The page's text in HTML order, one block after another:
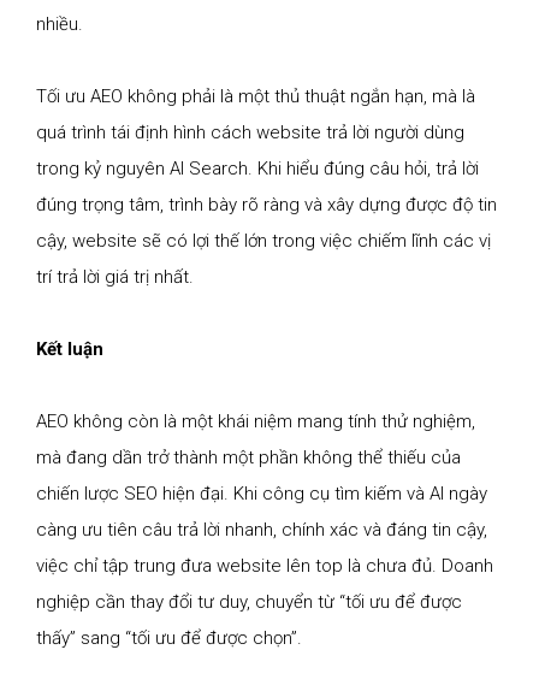
nhiều.
Tối ưu AEO không phải là một thủ thuật ngắn hạn, mà là
quá trình tái định hình cách website trả lời người dùng
trong kỷ nguyên AI Search. Khi hiểu đúng câu hỏi, trả lời
đúng trọng tâm, trình bày rõ ràng và xây dựng được độ tin
cậy, website sẽ có lợi thế lớn trong việc chiếm lĩnh các vị
trí trả lời giá trị nhất.
Kết luận
AEO không còn là một khái niệm mang tính thử nghiệm,
mà đang dần trở thành một phần không thể thiếu của
chiến lược SEO hiện đại. Khi công cụ tìm kiếm và AI ngày
càng ưu tiên câu trả lời nhanh, chính xác và đáng tin cậy,
việc chỉ tập trung đưa website lên top là chưa đủ. Doanh
nghiệp cần thay đổi tư duy, chuyển từ “tối ưu để được
thấy” sang “tối ưu để được chọn”.